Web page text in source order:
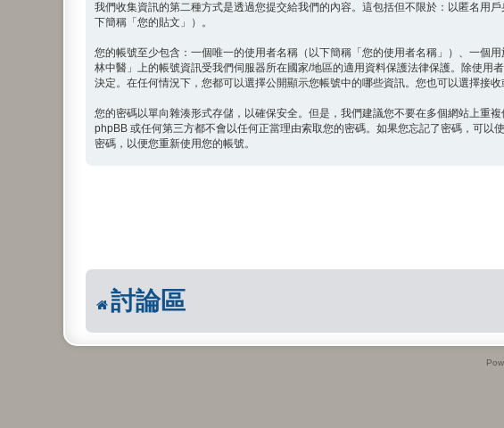
我們收集資訊的第二種方式是透過您提交給我們的內容。這包括但不限於：以匿名用
下簡稱「您的貼文」）。
您的帳號至少包含：一個唯一的使用者名稱（以下簡稱「您的使用者名稱」）、一個
林中醫」上的帳號資訊受我們伺服器所在國家/地區的適用資料保護法律保護。除使
決定。在任何情況下，您都可以選擇公開顯示您帳號中的哪些資訊。您也可以選擇接
您的密碼以單向雜湊形式存儲，以確保安全。但是，我們建議您不要在多個網站上重
phpBB 或任何第三方都不會以任何正當理由索取您的密碼。如果您忘記了密碼，可
密碼，以便您重新使用您的帳號。
討論區